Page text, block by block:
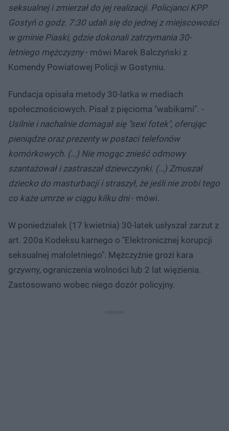
seksualnej i zmierzał do jej realizacji. Policjanci KPP
Gostyń o godz. 7:30 udali się do jednej z miejscowości
w gminie Piaski, gdzie dokonali zatrzymania 30-
letniego mężczyzny- mówi Marek Balczyński z
Komendy Powiatowej Policji w Gostyniu.
Fundacja opisała metody 30-latka w mediach
społecznościowych. Pisał z pięcioma "wabikami". -
Usilnie i nachalnie domagał się "sexi fotek", oferując
pieniądze oraz prezenty w postaci telefonów
komórkowych. (…) Nie mogąc znieść odmowy
szantażował i zastraszał dziewczynki. (…) Zmuszał
dziecko do masturbacji i straszył, że jeśli nie zrobi tego
co każe umrze w ciągu kilku dni- mówi.
W poniedziałek (17 kwietnia) 30-latek usłyszał zarzut z
art. 200a Kodeksu karnego o "Elektronicznej korupcji
seksualnej małoletniego". Mężczyźnie grozi kara
grzywny, ograniczenia wolności lub 2 lat więzienia.
Zastosowano wobec niego dozór policyjny.